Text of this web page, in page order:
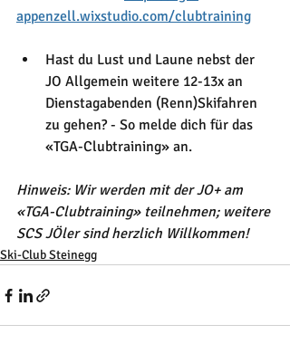
appenzell.wixstudio.com/clubtraining
Hast du Lust und Laune nebst der
JO Allgemein weitere 12-13x an
Dienstagabenden (Renn)Skifahren
zu gehen? - So melde dich für das
«TGA-Clubtraining» an.
Hinweis: Wir werden mit der JO+ am
«TGA-Clubtraining» teilnehmen; weitere
SCS JÖler sind herzlich Willkommen!
Ski-Club Steinegg